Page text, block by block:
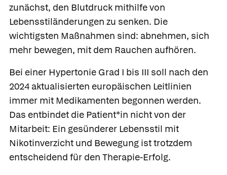
zunächst, den Blutdruck mithilfe von
Lebensstiländerungen zu senken. Die
wichtigsten Maßnahmen sind: abnehmen, sich
mehr bewegen, mit dem Rauchen aufhören.
Bei einer Hypertonie Grad I bis III soll nach den
2024 aktualisierten europäischen Leitlinien
immer mit Medikamenten begonnen werden.
Das entbindet die Patient*in nicht von der
Mitarbeit: Ein gesünderer Lebensstil mit
Nikotinverzicht und Bewegung ist trotzdem
entscheidend für den Therapie-Erfolg.